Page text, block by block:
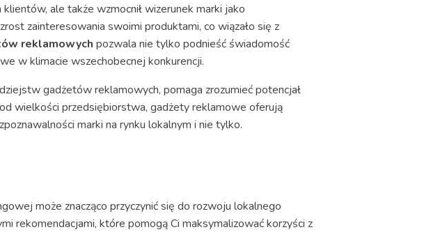
ale także wzmocnił wizerunek marki jako
zainteresowania swoimi produktami, co wiązało się z
reklamowych pozwala nie tylko podnieść świadomość
w klimacie wszechobecnej konkurencji.
gadżetów reklamowych, pomaga zrozumieć potencjał
wielkości przedsiębiorstwa, gadżety reklamowe oferują
marki na rynku lokalnym i nie tylko.
może znacząco przyczynić się do rozwoju lokalnego
rekomendacjami, które pomogą Ci maksymalizować korzyści z